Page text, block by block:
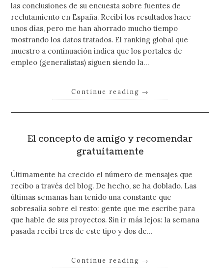
las conclusiones de su encuesta sobre fuentes de
reclutamiento en España. Recibí los resultados hace
unos días, pero me han ahorrado mucho tiempo
mostrando los datos tratados. El ranking global que
muestro a continuación indica que los portales de
empleo (generalistas) siguen siendo la…
Continue reading →
El concepto de amigo y recomendar
gratuitamente
Últimamente ha crecido el número de mensajes que
recibo a través del blog. De hecho, se ha doblado. Las
últimas semanas han tenido una constante que
sobresalía sobre el resto: gente que me escribe para
que hable de sus proyectos. Sin ir más lejos: la semana
pasada recibí tres de este tipo y dos de…
Continue reading →